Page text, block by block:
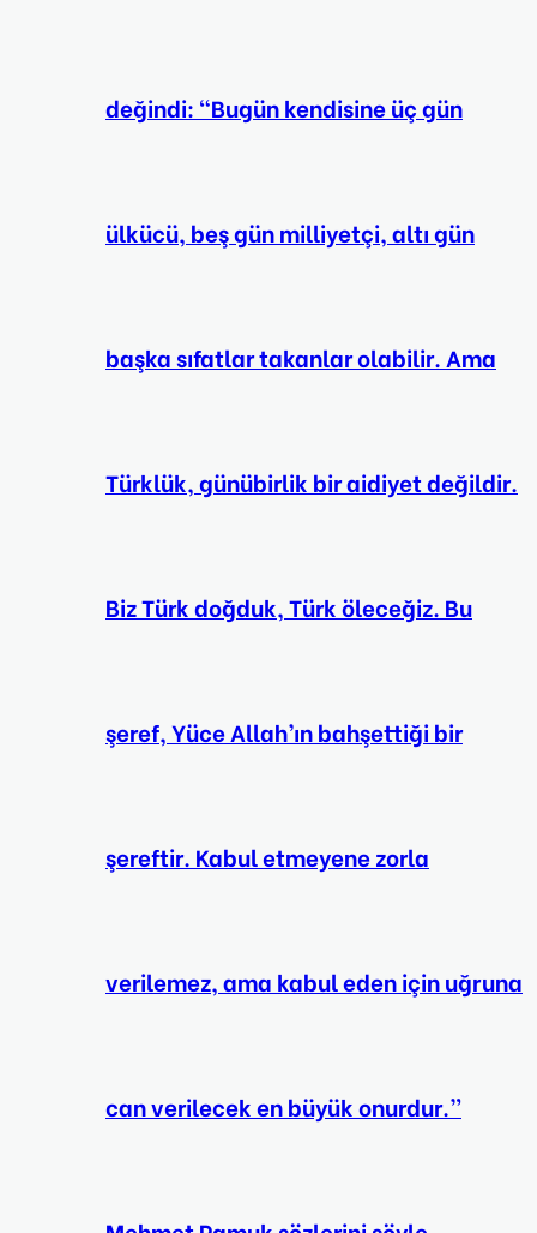
değindi: “Bugün kendisine üç gün
ülkücü, beş gün milliyetçi, altı gün
başka sıfatlar takanlar olabilir. Ama
Türklük, günübirlik bir aidiyet değildir.
Biz Türk doğduk, Türk öleceğiz. Bu
şeref, Yüce Allah’ın bahşettiği bir
şereftir. Kabul etmeyene zorla
verilemez, ama kabul eden için uğruna
can verilecek en büyük onurdur.”